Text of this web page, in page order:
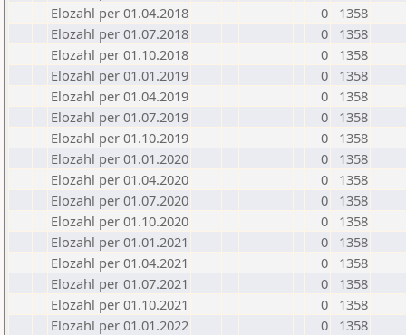
Elozahl per 01.04.2018
0
1358
Elozahl per 01.07.2018
0
1358
Elozahl per 01.10.2018
0
1358
Elozahl per 01.01.2019
0
1358
Elozahl per 01.04.2019
0
1358
Elozahl per 01.07.2019
0
1358
Elozahl per 01.10.2019
0
1358
Elozahl per 01.01.2020
0
1358
Elozahl per 01.04.2020
0
1358
Elozahl per 01.07.2020
0
1358
Elozahl per 01.10.2020
0
1358
Elozahl per 01.01.2021
0
1358
Elozahl per 01.04.2021
0
1358
Elozahl per 01.07.2021
0
1358
Elozahl per 01.10.2021
0
1358
Elozahl per 01.01.2022
0
1358